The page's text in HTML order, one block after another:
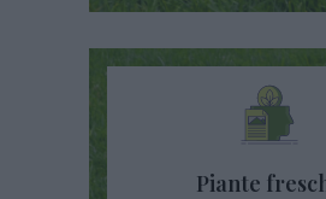
Piante